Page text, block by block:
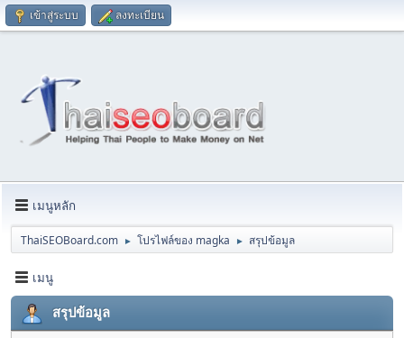
เข้าสู่ระบบ ลงทะเบียน
เมนูหลัก
ThaiSEOBoard.com ► โปรไฟล์ของ magka ► สรุปข้อมูล
เมนู
สรุปข้อมูล